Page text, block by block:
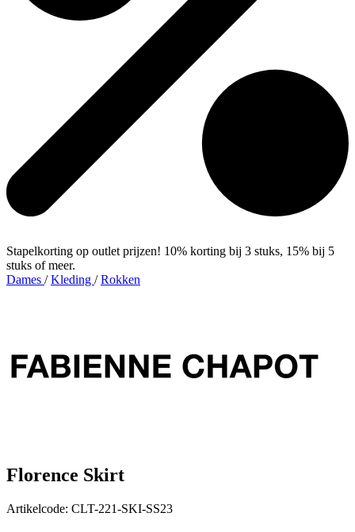
Stapelkorting op outlet prijzen! 10% korting bij 3 stuks, 15% bij 5
stuks of meer.
Dames / Kleding / Rokken
Florence Skirt
Artikelcode: CLT-221-SKI-SS23